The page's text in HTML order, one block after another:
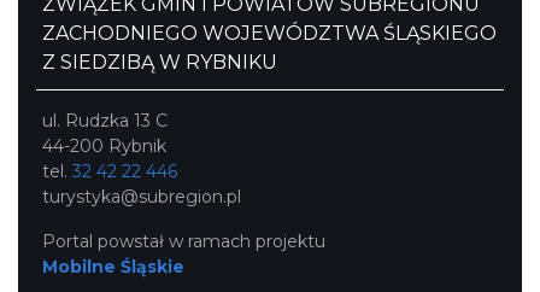
ZWIĄZEK GMIN I POWIATÓW SUBREGIONU
ZACHODNIEGO WOJEWÓDZTWA ŚLĄSKIEGO
Z SIEDZIBĄ W RYBNIKU
ul. Rudzka 13 C
44-200 Rybnik
tel. 32 42 22 446
turystyka@subregion.pl
Portal powstał w ramach projektu
Mobilne Śląskie